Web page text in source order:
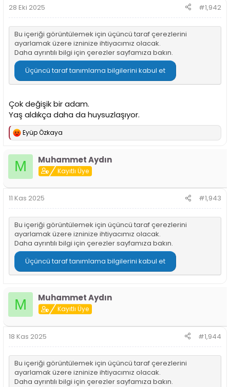
:
28 Eki 2025 #1,942
Bu içeriği görüntülemek için üçüncü taraf çerezlerini
ayarlamak üzere izninize ihtiyacımız olacak.
Daha ayrıntılı bilgi için çerezler sayfamıza bakın.
Üçüncü taraf tanımlama bilgilerini kabul et
Çok değişik bir adam.
Yaş aldıkça daha da huysuzlaşıyor.
T
Eyüp Özkaya
M Muhammet Aydın
Kayıtlı Üye
11 Kas 2025 #1,943
Bu içeriği görüntülemek için üçüncü taraf çerezlerini
ayarlamak üzere izninize ihtiyacımız olacak.
Daha ayrıntılı bilgi için çerezler sayfamıza bakın.
Üçüncü taraf tanımlama bilgilerini kabul et
M Muhammet Aydın
Kayıtlı Üye
18 Kas 2025 #1,944
Bu içeriği görüntülemek için üçüncü taraf çerezlerini
ayarlamak üzere izninize ihtiyacımız olacak.
Daha ayrıntılı bilgi için çerezler sayfamıza bakın.